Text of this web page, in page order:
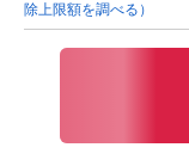
除上限額を調べる）